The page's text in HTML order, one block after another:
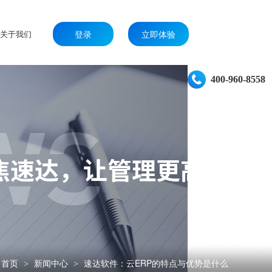
关于我们 登录 立即体验
400-960-8558
首页 > 新闻中心 > 速达软件：云ERP的特点与优势是什么